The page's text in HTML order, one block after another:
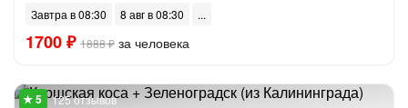
Завтра в 08:30 8 авг в 08:30
1700 ₽ 1888 ₽ за человека
125 отзывов